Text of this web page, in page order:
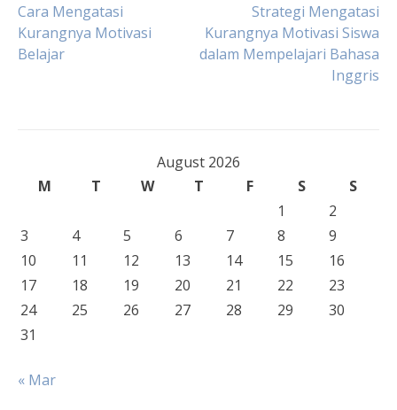
Post
navigation
Cara Mengatasi
Kurangnya Motivasi
Belajar
Strategi Mengatasi
Kurangnya Motivasi Siswa
dalam Mempelajari Bahasa
Inggris
August 2026
M
T W T F S
S
1
2
3
4 5 6 7 8
9
10
11 12 13 14 15
16
17
18 19 20 21 22
23
24
25 26 27 28 29
30
31
« Mar